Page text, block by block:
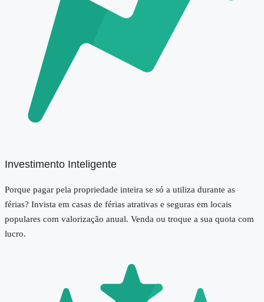
Investimento Inteligente
Porque pagar pela propriedade inteira se só a utiliza durante as
férias? Invista em casas de férias atrativas e seguras em locais
populares com valorização anual. Venda ou troque a sua quota com
lucro.